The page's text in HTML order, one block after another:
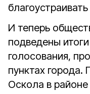
И теперь
подведены
голосования,
пунктах
Оскола в